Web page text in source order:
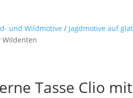
und Wildmotive / Jagdmotive auf
Wildenten
Tasse Clio